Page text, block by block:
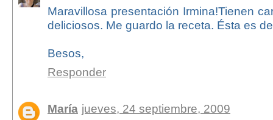
Maravillosa presentación Irmina!Tienen
deliciosos. Me guardo la receta. Ésta es
Besos,
Responder
María jueves, 24 septiembre, 2009